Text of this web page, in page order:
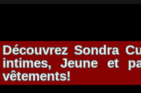
Découvrez Sondra
intimes, Jeune et
vêtements!